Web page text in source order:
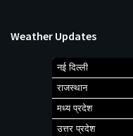
Weather Updates
नई दिल्ली
राजस्थान
मध्य प्रदेश
उत्तर प्रदेश